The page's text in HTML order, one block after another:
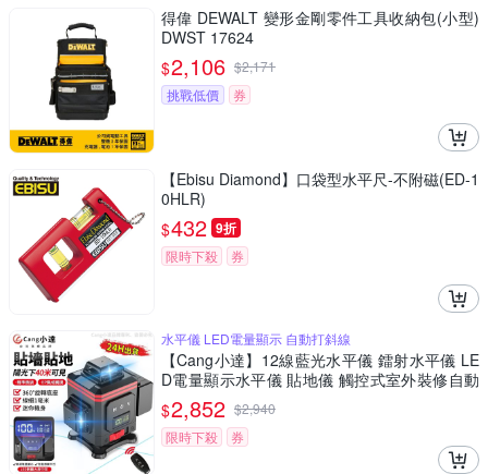
得偉 DEWALT 變形金剛零件工具收納包(小型)
DWST 17624
$2,106 $2,171
挑戰低價
券
【Ebisu Diamond】口袋型水平尺-不附磁(ED-1
0HLR)
$432 9折
限時下殺 券
水平儀 LED電量顯示 自動打斜線
【Cang小達】12線藍光水平儀 鐳射水平儀 LE
D電量顯示水平儀 貼地儀 觸控式室外裝修自動
打斜線【品牌保障 售後無憂】-數顯中控屏款12
線藍光
$2,852 $2,940
限時下殺
券